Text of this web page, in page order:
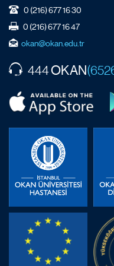
0 (216) 677 16 30
0 (216) 677 16 47
okan@okan.edu.tr
444OKAN